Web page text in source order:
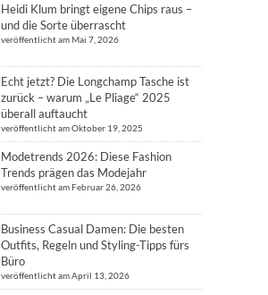
Heidi Klum bringt eigene Chips raus –
und die Sorte überrascht
veröffentlicht am Mai 7, 2026
Echt jetzt? Die Longchamp Tasche ist
zurück – warum „Le Pliage“ 2025
überall auftaucht
veröffentlicht am Oktober 19, 2025
Modetrends 2026: Diese Fashion
Trends prägen das Modejahr
veröffentlicht am Februar 26, 2026
Business Casual Damen: Die besten
Outfits, Regeln und Styling-Tipps fürs
Büro
veröffentlicht am April 13, 2026